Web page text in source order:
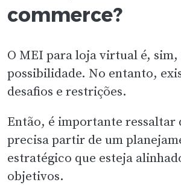
commerce?
O MEI para loja virtual é, sim,
possibilidade. No entanto,
desafios e restrições.
Então, é importante ressaltar
precisa partir de um
estratégico que esteja
objetivos.